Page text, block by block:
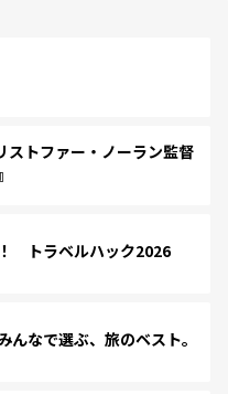
トファー・ノーラン監督
トラベルハック2026
なで選ぶ、旅のベスト。